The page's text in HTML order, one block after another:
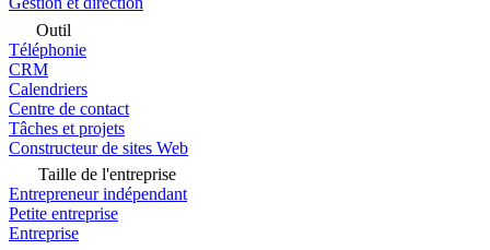
Outil
Téléphonie
CRM
Calendriers
Centre de contact
Tâches et projets
Constructeur de sites Web
Taille de l'entreprise
Entrepreneur indépendant
Petite entreprise
Entreprise